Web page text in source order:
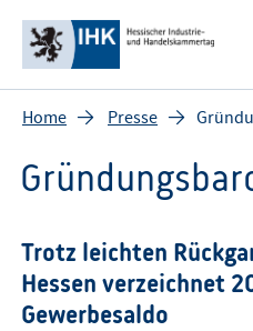
Home Presse
Trotz leichten
Hessen verzeichnet
Gewerbesaldo